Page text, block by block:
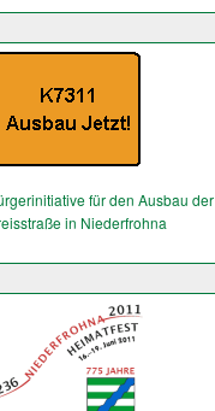
für den Ausbau der
in Niederfrohna